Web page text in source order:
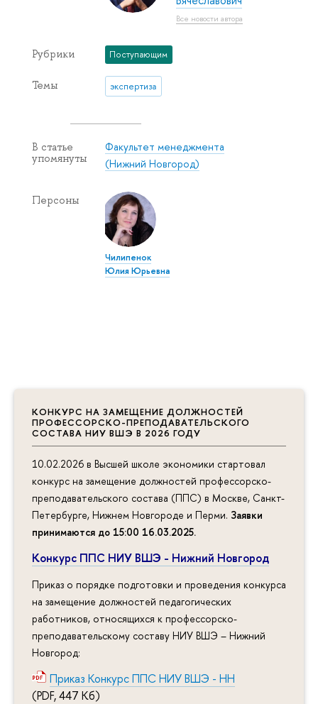
КОНКУРС НА ЗАМЕЩЕНИЕ ДОЛЖНОСТЕЙ
ПРОФЕССОРСКО-ПРЕПОДАВАТЕЛЬСКОГО
СОСТАВА НИУ ВШЭ В 2026 ГОДУ
10.02.2026 в Высшей школе экономики стартовал
конкурс на замещение должностей профессорско-
преподавательского состава (ППС) в Москве, Санкт-
Петербурге, Нижнем Новгороде и Перми. Заявки
принимаются до 15:00 16.03.2025.
Конкурс ППС НИУ ВШЭ - Нижний Новгород
Приказ о порядке подготовки и проведения конкурса
на замещение должностей педагогических
работников, относящихся к профессорско-
преподавательскому составу НИУ ВШЭ – Нижний
Новгород:
Приказ Конкурс ППС НИУ ВШЭ - НН
(PDF, 447 Кб)
Все новости автора
Рубрики Поступающим
Темы экспертиза
В статье
упомянуты
Факультет менеджмента
(Нижний Новгород)
Персоны
Чилипенок
Юлия Юрьевна